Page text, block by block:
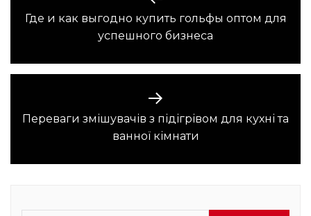
по
Предыдущая
запись:
Где и как выгодно купить гольфы оптом для
успешного бизнеса
Следующая
запись:
Переваги змішувачів з підігрівом для кухні та
ванної кімнати